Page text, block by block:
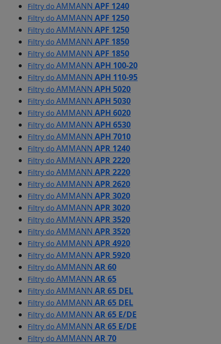
Filtry do AMMANN APF 1240
Filtry do AMMANN APF 1250
Filtry do AMMANN APF 1250
Filtry do AMMANN APF 1850
Filtry do AMMANN APF 1850
Filtry do AMMANN APH 100-20
Filtry do AMMANN APH 110-95
Filtry do AMMANN APH 5020
Filtry do AMMANN APH 5030
Filtry do AMMANN APH 6020
Filtry do AMMANN APH 6530
Filtry do AMMANN APH 7010
Filtry do AMMANN APR 1240
Filtry do AMMANN APR 2220
Filtry do AMMANN APR 2220
Filtry do AMMANN APR 2620
Filtry do AMMANN APR 3020
Filtry do AMMANN APR 3020
Filtry do AMMANN APR 3520
Filtry do AMMANN APR 3520
Filtry do AMMANN APR 4920
Filtry do AMMANN APR 5920
Filtry do AMMANN AR 60
Filtry do AMMANN AR 65
Filtry do AMMANN AR 65 DEL
Filtry do AMMANN AR 65 DEL
Filtry do AMMANN AR 65 E/DE
Filtry do AMMANN AR 65 E/DE
Filtry do AMMANN AR 70